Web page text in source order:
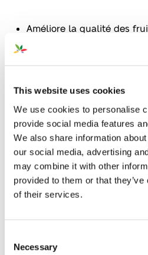
This website uses cookies
We use cookies to personalise
provide social media features
We also share information
our social media, advertising
may combine it with other
provided to them or that
of their services.
Selection
Necessary
Améliore la qualité des
conservation et
disponibles
Développé pour la
sous serres. Convient
application foliaire
Produit dans un large
qui permettent de